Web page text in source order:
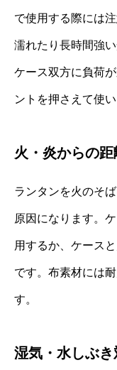
で使用する際には
濡れたり長時間強
ケース双方に負荷
ントを押さえて使い
火・炎からの
ランタンを火のそ
原因になります。
用するか、ケース
です。布素材には
す。
湿気・水しぶき